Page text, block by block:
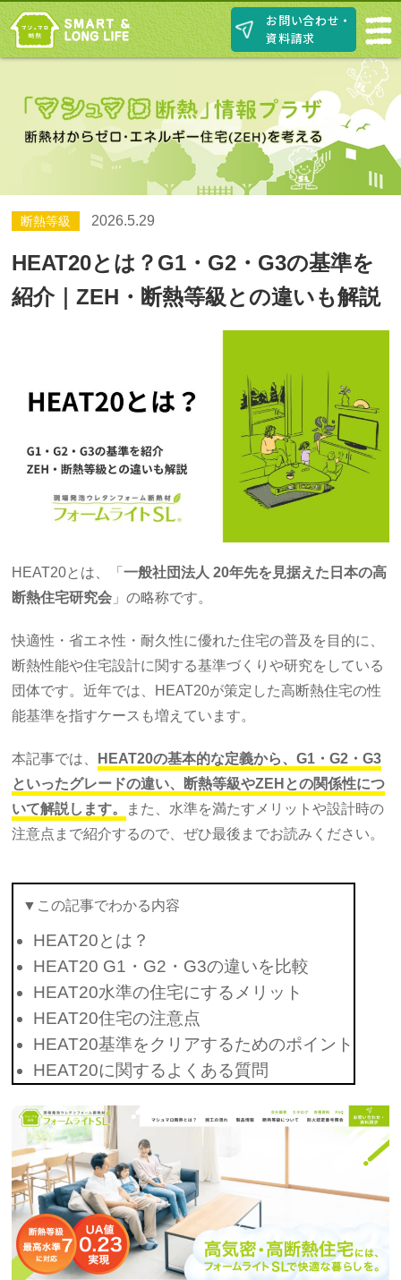
お問い合わせ・
資料請求
断熱等級 2026.5.29
HEAT20とは？G1・G2・G3の基準を
紹介｜ZEH・断熱等級との違いも解説
HEAT20とは、「一般社団法人 20年先を見据えた日本の高
断熱住宅研究会 」の略称です。
快適性・省エネ性・耐久性に優れた住宅の普及を目的に、
断熱性能や住宅設計に関する基準づくりや研究をしている
団体です。近年では、HEAT20が策定した高断熱住宅の性
能基準を指すケースも増えています。
本記事では、
HEAT20の基本的な定義から、G1・G2・G3
といったグレードの違い、断熱等級やZEHとの関係性につ
いて解説します。
また、水準を満たすメリットや設計時の
注意点まで紹介するので、ぜひ最後までお読みください。
▼この記事でわかる内容
HEAT20とは？
HEAT20 G1・G2・G3の違いを比較
HEAT20水準の住宅にするメリット
HEAT20住宅の注意点
HEAT20基準をクリアするためのポイント
HEAT20に関するよくある質問